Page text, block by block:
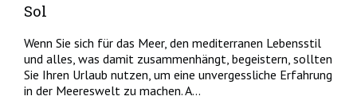
Sol
Wenn Sie sich für das Meer, den mediterranen Lebensstil
und alles, was damit zusammenhängt, begeistern, sollten
Sie Ihren Urlaub nutzen, um eine unvergessliche Erfahrung
in der Meereswelt zu machen. A...